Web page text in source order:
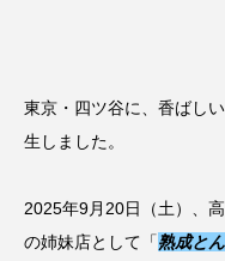
東京・四ツ谷に、香ばし
生しました。
2025年9月20日（土）、
の姉妹店として「熟成と